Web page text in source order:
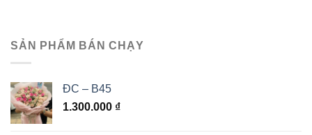
SẢN PHẨM BÁN CHẠY
ĐC – B45
1.300.000 ₫